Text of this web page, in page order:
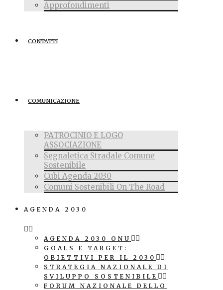
Approfondimenti
CONTATTI
COMUNICAZIONE
PATROCINIO E LOGO
ASSOCIAZIONE
Segnaletica Stradale Comune
Sostenibile
Cubi Agenda 2030
Comuni Sostenibili On The Road
AGENDA 2030
AGENDA 2030 ONU
GOALS E TARGET:
OBIETTIVI PER IL 2030
STRATEGIA NAZIONALE DI
SVILUPPO SOSTENIBILE
FORUM NAZIONALE DELLO